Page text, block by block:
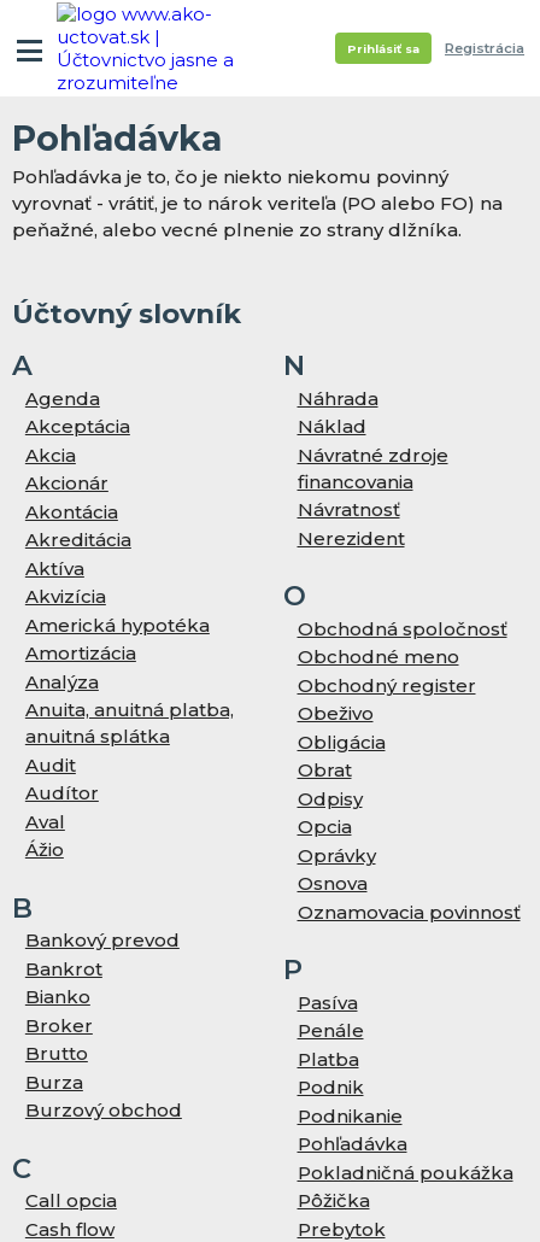
Prihlásiť sa Registrácia
Pohľadávka
Pohľadávka je to, čo je niekto niekomu povinný
vyrovnať - vrátiť, je to nárok veriteľa (PO alebo FO) na
peňažné, alebo vecné plnenie zo strany dlžníka.
Účtovný slovník
A
Agenda
Akceptácia
Akcia
Akcionár
Akontácia
Akreditácia
Aktíva
Akvizícia
Americká hypotéka
Amortizácia
Analýza
Anuita, anuitná platba,
anuitná splátka
Audit
Audítor
Aval
Ážio
B
Bankový prevod
Bankrot
Bianko
Broker
Brutto
Burza
Burzový obchod
C
Call opcia
Cash flow
N
Náhrada
Náklad
Návratné zdroje
financovania
Návratnosť
Nerezident
O
Obchodná spoločnosť
Obchodné meno
Obchodný register
Obeživo
Obligácia
Obrat
Odpisy
Opcia
Oprávky
Osnova
Oznamovacia povinnosť
P
Pasíva
Penále
Platba
Podnik
Podnikanie
Pohľadávka
Pokladničná poukážka
Pôžička
Prebytok